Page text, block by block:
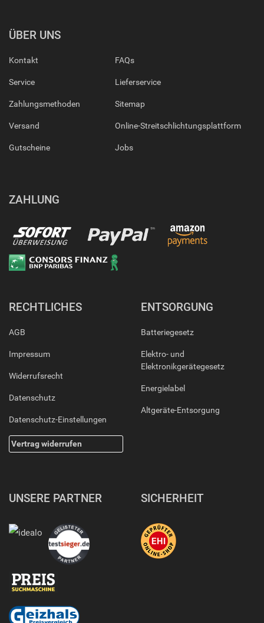
ÜBER UNS
Kontakt
Service
Zahlungsmethoden
Versand
Gutscheine
FAQs
Lieferservice
Sitemap
Online-Streitschlichtungsplattform
Jobs
ZAHLUNG
RECHTLICHES
AGB
Impressum
Widerrufsrecht
Datenschutz
Datenschutz-Einstellungen
Vertrag widerrufen
ENTSORGUNG
Batteriegesetz
Elektro- und
Elektronikgerätegesetz
Energielabel
Altgeräte-Entsorgung
UNSERE PARTNER SICHERHEIT